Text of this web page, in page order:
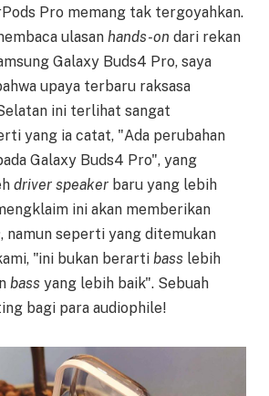
Pro memang tak tergoyahkan.
ulasan hands-on dari rekan
Galaxy Buds4 Pro, saya
upaya terbaru raksasa
ini terlihat sangat
yang ia catat, "Ada perubahan
Galaxy Buds4 Pro", yang
driver speaker baru yang lebih
ini akan memberikan
, namun seperti yang ditemukan
"ini bukan berarti bass lebih
bass yang lebih baik". Sebuah
bagi para audiophile!